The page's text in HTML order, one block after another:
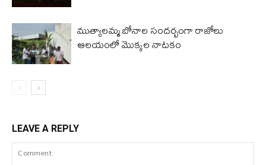
ముత్యాలమ్మ బోనాల సందర్భంగా రాజోలు
ఆలయంలో మొక్కల నాటకం
LEAVE A REPLY